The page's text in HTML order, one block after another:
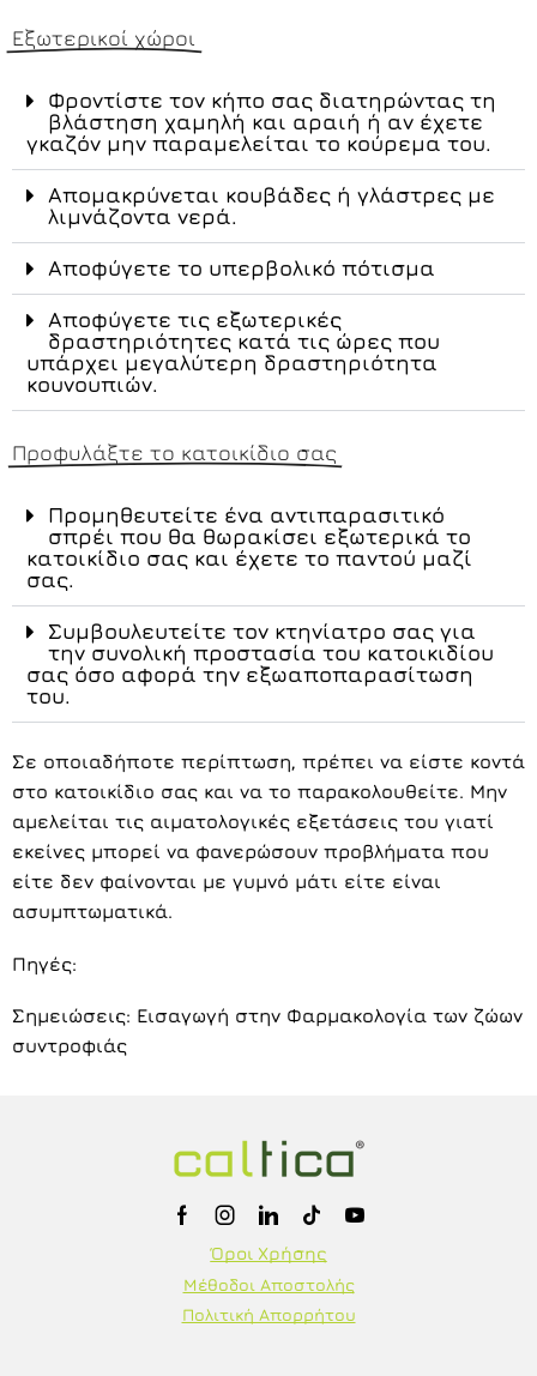
Εξωτερικοί χώροι
Φροντίστε τον κήπο σας διατηρώντας τη
βλάστηση χαμηλή και αραιή ή αν έχετε
γκαζόν μην παραμελείται το κούρεμα του.
Απομακρύνεται κουβάδες ή γλάστρες με
λιμνάζοντα νερά.
Αποφύγετε το υπερβολικό πότισμα
Αποφύγετε τις εξωτερικές
δραστηριότητες κατά τις ώρες που
υπάρχει μεγαλύτερη δραστηριότητα
κουνουπιών.
Προφυλάξτε το κατοικίδιο σας
Προμηθευτείτε ένα αντιπαρασιτικό
σπρέι που θα θωρακίσει εξωτερικά το
κατοικίδιο σας και έχετε το παντού μαζί
σας.
Συμβουλευτείτε τον κτηνίατρο σας για
την συνολική προστασία του κατοικιδίου
σας όσο αφορά την εξωαποπαρασίτωση
του.
Σε οποιαδήποτε περίπτωση, πρέπει να είστε κοντά
στο κατοικίδιο σας και να το παρακολουθείτε. Μην
αμελείται τις αιματολογικές εξετάσεις του γιατί
εκείνες μπορεί να φανερώσουν προβλήματα που
είτε δεν φαίνονται με γυμνό μάτι είτε είναι
ασυμπτωματικά.
Πηγές:
Σημειώσεις: Εισαγωγή στην Φαρμακολογία των ζώων
συντροφιάς
Όροι Χρήσης
Μέθοδοι Αποστολής
Πολιτική Απορρήτου